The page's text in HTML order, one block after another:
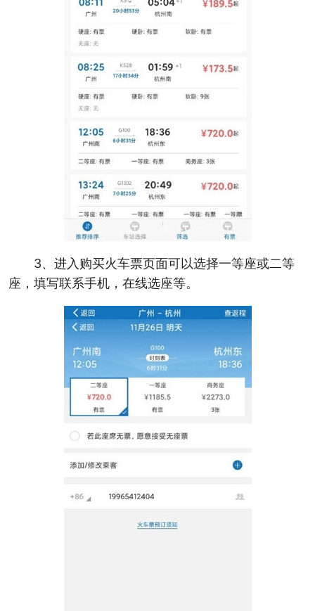
3、进入购买火车票页面可以选择一等座或二等
座，填写联系手机，在线选座等。